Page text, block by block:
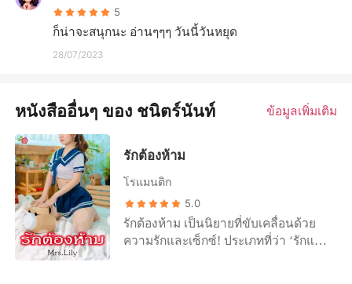
5
ก็น่าจะสนุกนะ อ่านๆๆๆ วันนี้วันหยุด
28/07/2023
หนังสืออื่นๆ ของ ชนิตร์นันท์ ข้อมูลเพิ่มเติม
รักต้องห้าม
โรแมนติก
5.0
รักต้องห้าม เป็นนิยายที่ขับเคลื่อนด้วย
ความรักและเซ็กซ์! ประเภทที่ว่า ‘รักแล้ว